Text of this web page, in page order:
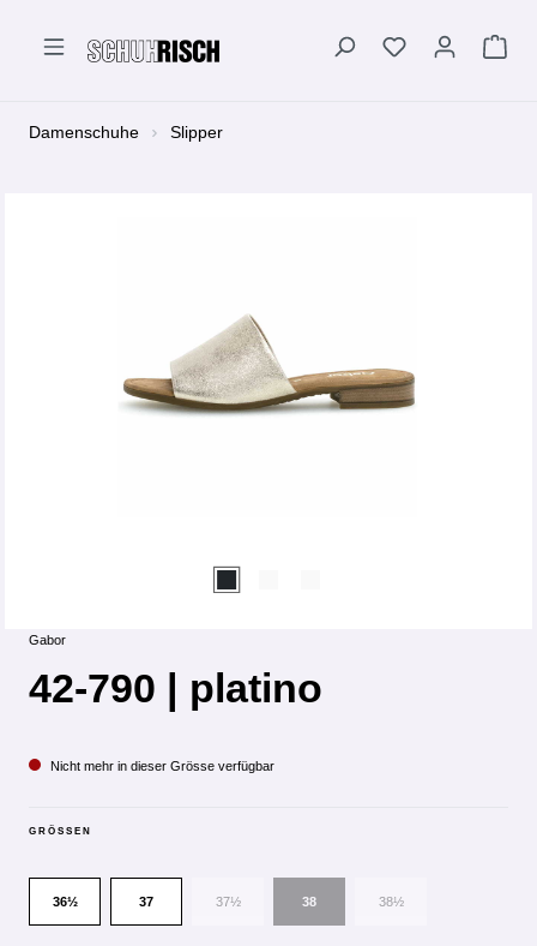
Damenschuhe Slipper
Gabor
42-790 | platino
Nicht mehr in dieser Grösse verfügbar
GRÖSSEN
36½ 37 37½ 38 38½